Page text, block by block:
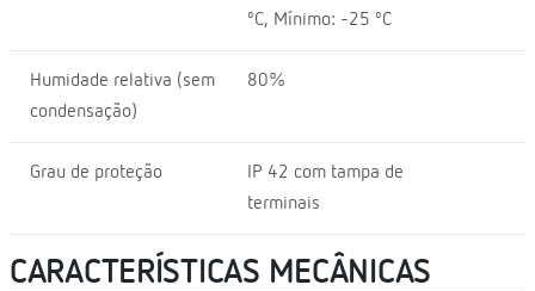
ºC, Mínimo: -25 ºC
Humidade relativa (sem
condensação)
80%
Grau de proteção
IP 42 com tampa de
terminais
CARACTERÍSTICAS MECÂNICAS